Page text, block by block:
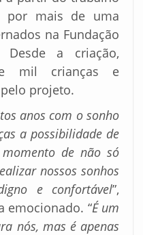
por mais de uma
na Fundação
Desde a criação,
mil crianças e
projeto.
anos com o sonho
a possibilidade de
de não só
nossos sonhos
e confortável”,
emocionado. “É um
nós, mas é apenas